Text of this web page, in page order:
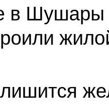
в Шушары